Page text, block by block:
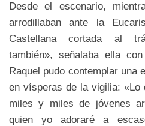
Desde el escenario,
arrodillaban ante la
Castellana cortada al
también», señalaba ella
Raquel pudo contemplar una
en vísperas de la vigilia: «Lo
miles y miles de jóvenes
quien yo adoraré a